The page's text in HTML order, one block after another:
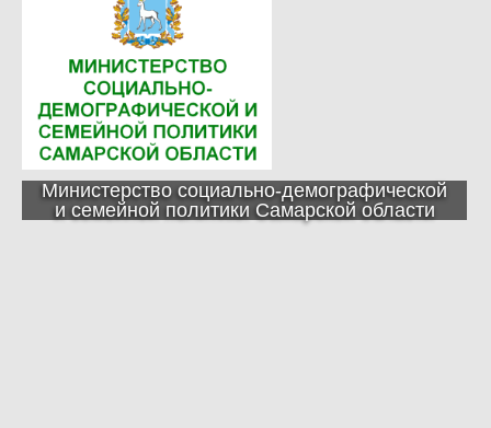
Министерство социально-демографической
и семейной политики Самарской области